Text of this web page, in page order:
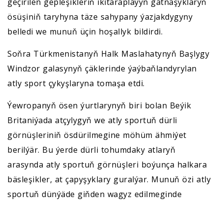
ösüşiniň taryhyna täze sahypany ýazjakdygyny
belledi we munuň üçin hoşallyk bildirdi.
Soňra Türkmenistanyň Halk Maslahatynyň Başlygy
Windzor galasynyň çäklerinde ýaýbaňlandyrylan
atly sport çykyşlaryna tomaşa etdi.
Ýewropanyň ösen ýurtlarynyň biri bolan Beýik
Britaniýada atçylygyň we atly sportuň dürli
görnüşleriniň ösdürilmegine möhüm ähmiýet
berilýär. Bu ýerde dürli tohumdaky atlaryň
arasynda atly sportuň görnüşleri boýunça halkara
bäsleşikler, at çapyşyklary guralýar. Munuň özi atly
sportuň dünýäde giňden wagyz edilmeginde